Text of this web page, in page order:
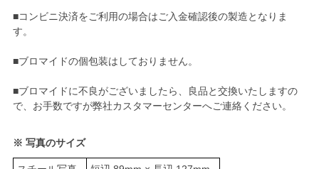
■コンビニ決済をご利用の場合はご入金確認後の製造となりま
す。
■ブロマイドの個包装はしておりません。
■ブロマイドに不良がございましたら、良品と交換いたしますの
で、お手数ですが弊社カスタマーセンターへご連絡ください。
※ 写真のサイズ